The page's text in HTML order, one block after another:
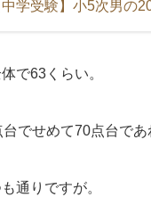
中学受験】小5次男の
で63くらい。
でせめて70点台で
通りですが。